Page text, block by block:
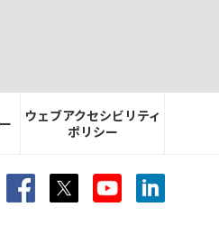
ウェブアクセシビリティ
ポリシー